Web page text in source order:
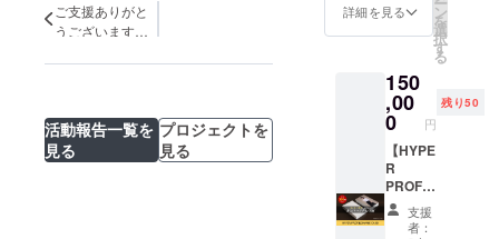
ご支援ありがと
うございます！
３日となりまし
活動報告一覧を
見る
プロジェクトを
見る
途ご負
詳細は
メール
にてお
打ち合
わせい
たしま
す。
してお
HYPER
BRAND
INGのス
タジオ
でおこ
ないま
す。 住
所：東
京都渋
www.in
profile/
さら
に、今
お持ち
のウェ
ブサイ
ト等に
関する
分析レ
STAND
ARD、
HYPER
NY
PREMI
UMをご
購入の
方限定
のリ
ター
ン。 1
名追加
詳細を見る ン
を
選
択
す
る
150
,00
0 円
残り50
【HYPE
R
PROFIL
E
NAME
支援
者：